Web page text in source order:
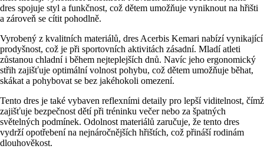
dres spojuje styl a funkčnost, což dětem umožňuje vyniknout na hřišti
a zároveň se cítit pohodlně.
Vyrobený z kvalitních materiálů, dres Acerbis Kemari nabízí vynikající
prodyšnost, což je při sportovních aktivitách zásadní. Mladí atleti
zůstanou chladní i během nejteplejších dnů. Navíc jeho ergonomický
střih zajišťuje optimální volnost pohybu, což dětem umožňuje běhat,
skákat a pohybovat se bez jakéhokoli omezení.
Tento dres je také vybaven reflexními detaily pro lepší viditelnost, čímž
zajišťuje bezpečnost dětí při tréninku večer nebo za špatných
světelných podmínek. Odolnost materiálů zaručuje, že tento dres
vydrží opotřebení na nejnáročnějších hřištích, což přináší rodinám
dlouhověkost.